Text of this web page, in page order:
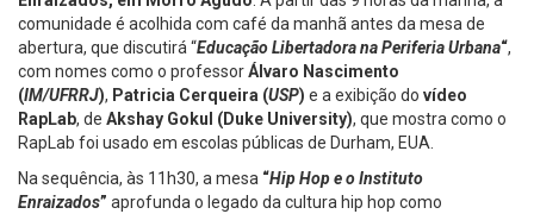
comunidade é acolhida com café da manhã antes da mesa de
abertura, que discutirá “Educação Libertadora na Periferia Urbana“,
com nomes como o professorÁlvaro Nascimento
(IM/UFRRJ), Patricia Cerqueira (USP) e a exibição do vídeo
RapLab, de Akshay Gokul (Duke University), que mostra como o
RapLab foi usado em escolas públicas de Durham, EUA.
Na sequência, às 11h30, a mesa “Hip Hop e o Instituto
Enraizados” aprofunda o legado da cultura hip hop como